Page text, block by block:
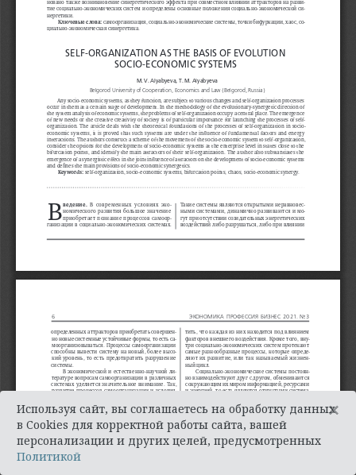
Используя сайт, вы соглашаетесь на обработку данных
в Cookies для корректной работы сайта, вашей
персонализации и других целей, предусмотренных
Политикой
×